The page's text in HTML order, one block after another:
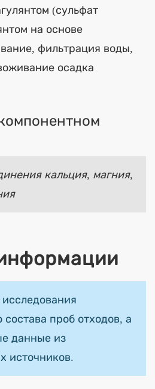
(сульфат
на основе
фильтрация воды,
осадка
кальция, магния,
состава проб отходов, а
данные из
источников.